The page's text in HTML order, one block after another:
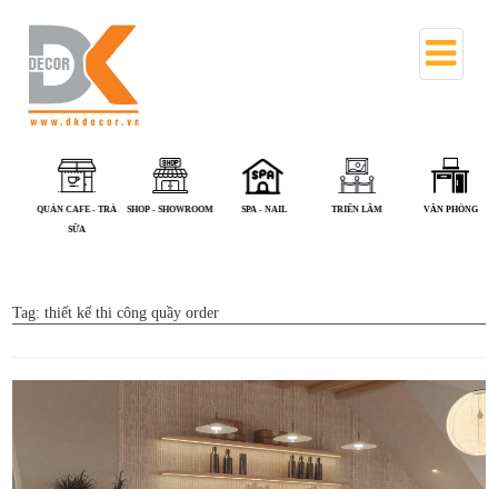
QUÁN CAFE - TRÀ
SHOP - SHOWROOM SPA - NAIL TRIỂN LÃM VĂN PHÒNG
Tag:thiết kế thi công quầy order